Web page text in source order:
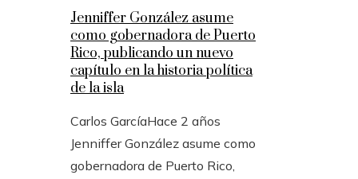
Jenniffer González asume
como gobernadora de Puerto
Rico, publicando un nuevo
capítulo en la historia política
de la isla
Carlos GarcíaHace 2 años
Jenniffer González asume como
gobernadora de Puerto Rico,